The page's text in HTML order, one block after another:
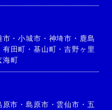
市 ・小城市 ・ 神埼市 ・ 鹿島
有田町 ・ 基山町 ・吉野ヶ里
海町
原市 ・島原市 ・ 雲仙市 ・ 五